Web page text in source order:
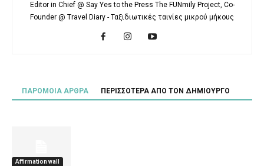
Editor in Chief @ Say Yes to the Press The FUNmily Project, Co-
Founder @ Travel Diary - Ταξιδιωτικές ταινίες μικρού μήκους
ΠΑΡΟΜΟΙΑ ΑΡΘΡΑ ΠΕΡΙΣΣΟΤΕΡΑ ΑΠΟ ΤΟΝ ΔΗΜΙΟΥΡΓΟ
Affirmation wall